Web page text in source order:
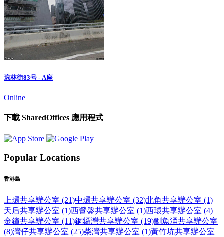
琼林街83号 - A座
Online
下載 SharedOffices 應用程式
Popular Locations
香港島
上環共享辦公室 (21)中環共享辦公室 (32)北角共享辦公室 (1)
天后共享辦公室 (1)西營盤共享辦公室 (1)西環共享辦公室 (4)
金鐘共享辦公室 (11)銅鑼灣共享辦公室 (19)鰂魚涌共享辦公室
(8)灣仔共享辦公室 (25)柴灣共享辦公室 (1)黃竹坑共享辦公室